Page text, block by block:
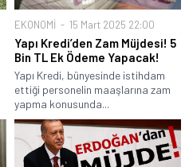
EKONOMİ 15 Mart 2025 22:00
Yapı Kredi’den Zam Müjdesi! 5
Bin TL Ek Ödeme Yapacak!
Yapı Kredi, bünyesinde istihdam
ettiği personelin maaşlarına zam
yapma konusunda...